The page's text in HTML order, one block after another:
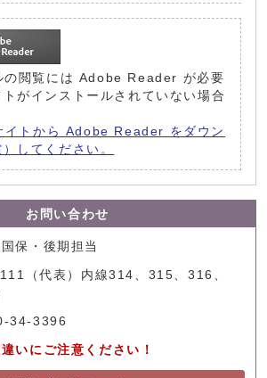
の閲覧には Adobe Reader が必要
がインストールされていない場合
イトから Adobe Reader をダウン
してください。
お問い合わせ
保・後期担当
（代表）内線314、315、316、
34-3396
いにご注意ください！